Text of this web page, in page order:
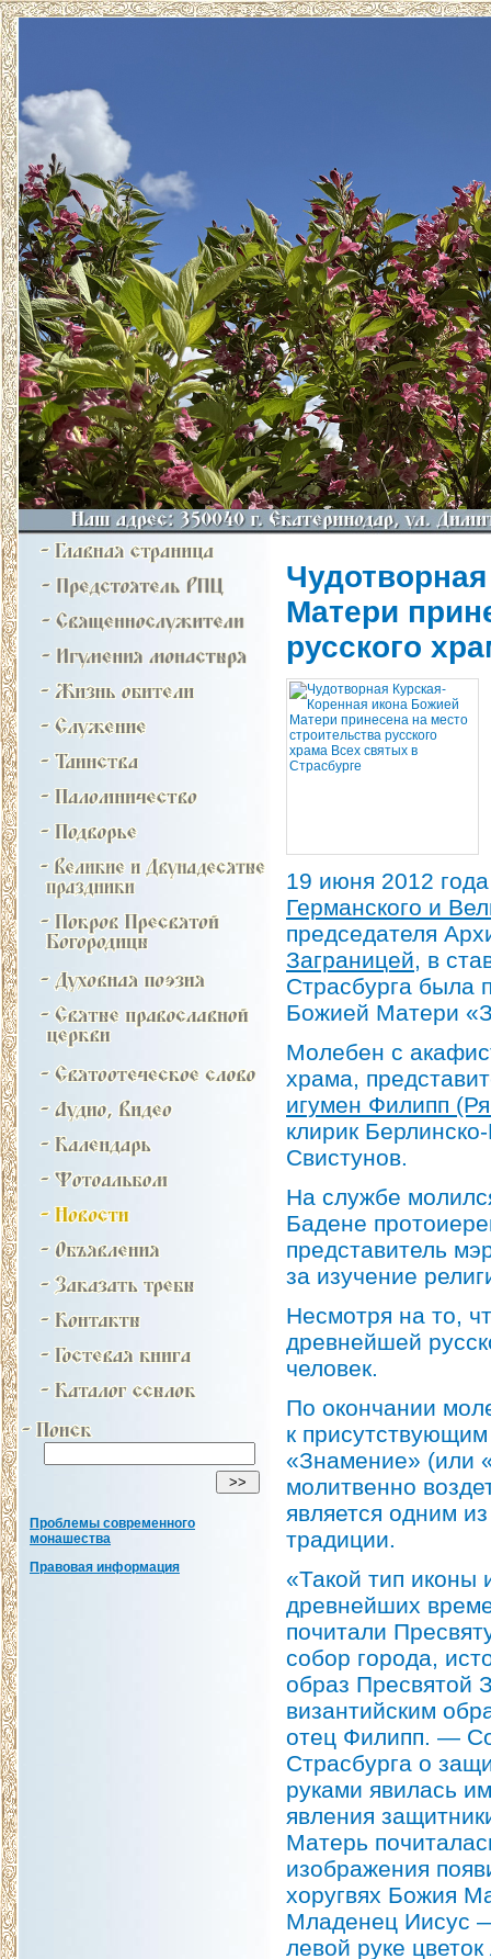
Проблемы современного
монашества
Правовая информация
Матери
русского
19 июня 2012
Германского и
председателя
Заграницей, в
Страсбурга была
Божией Матери
Молебен с
храма,
игумен Филипп
клирик
Свистунов.
На службе
Бадене
представитель
за изучение
Несмотря на то,
древнейшей
человек.
По окончании
к
«Знамение» (или
молитвенно
является одним
традиции.
«Такой тип иконы
древнейших
почитали
собор города,
образ Пресвятой
византийским
отец Филипп. —
Страсбурга о
руками явилась
явления
Матерь
изображения
хоругвях Божия
Младенец Иисус
левой руке